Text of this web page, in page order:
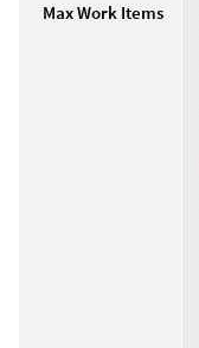
Max Work Items